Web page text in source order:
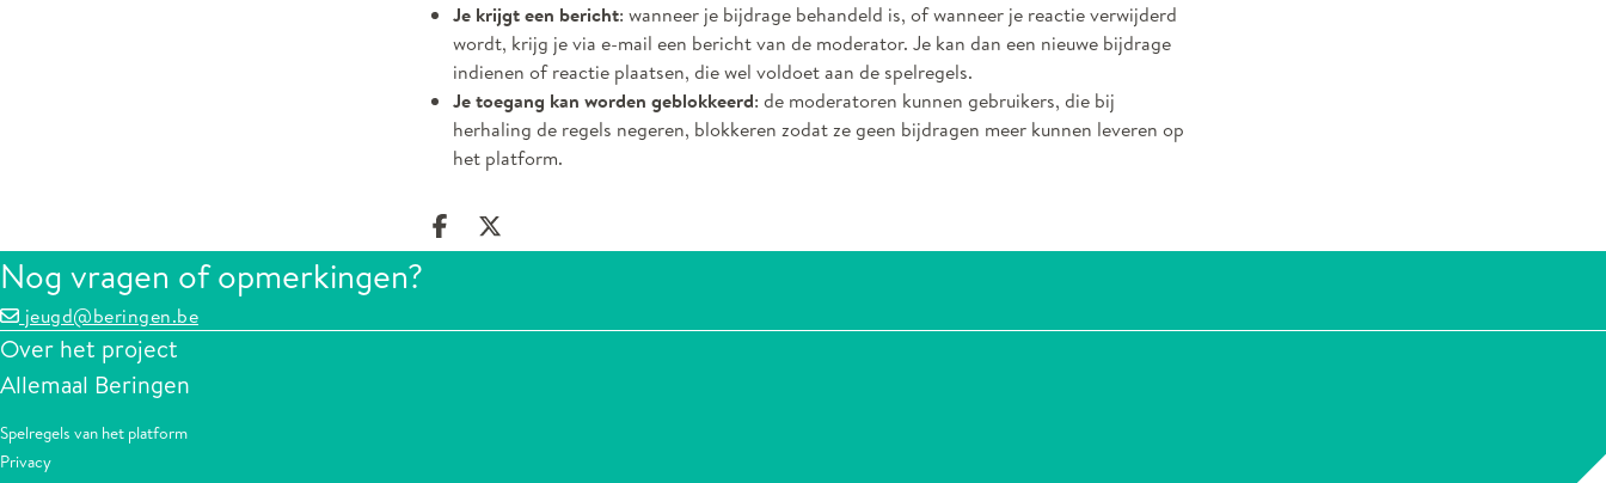
Je krijgt een bericht: wanneer je bijdrage behandeld is, of wanneer je reactie verwijderd
wordt, krijg je via e-mail een bericht van de moderator. Je kan dan een nieuwe bijdrage
indienen of reactie plaatsen, die wel voldoet aan de spelregels.
Je toegang kan worden geblokkeerd: de moderatoren kunnen gebruikers, die bij
herhaling de regels negeren, blokkeren zodat ze geen bijdragen meer kunnen leveren op
het platform.
Deel op facebook
Deel op X
Nog vragen of opmerkingen?
jeugd@beringen.be
Over het project
Allemaal Beringen
Spelregels van het platform
Privacy